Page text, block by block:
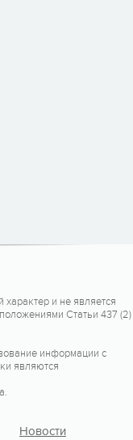
и не является
Статьи 437 (2)
информации с
являются
Новости